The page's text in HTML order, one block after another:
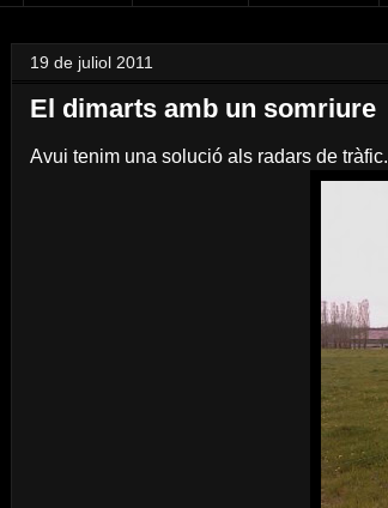
19 de juliol 2011
El dimarts amb un somriure
Avui tenim una solució als radars de